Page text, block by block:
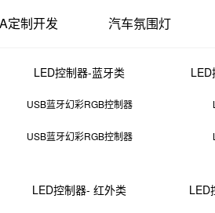
LED控制器-蓝牙类
USB蓝牙幻彩RGB控制器
USB蓝牙幻彩RGB控制器
LED控制器- 红外类 LED
定制开发 汽车氛围灯
次